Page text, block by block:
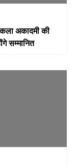
अकादमी की
सम्मानित